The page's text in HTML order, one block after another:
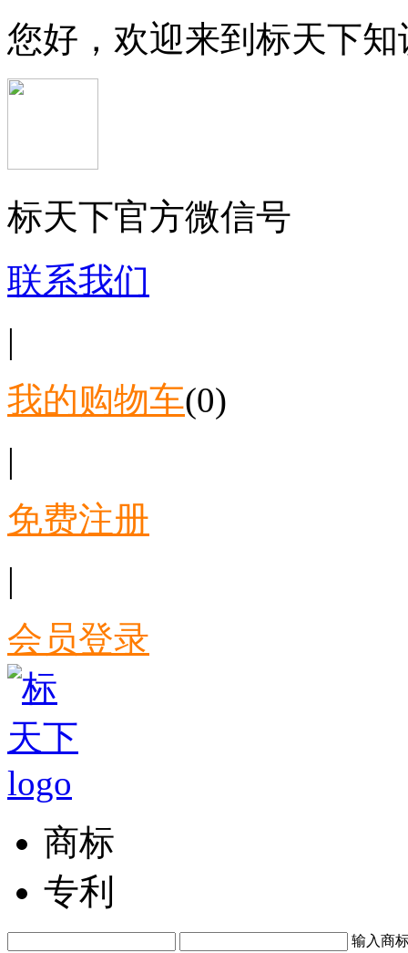
您好，欢迎来到标天下
标天下官方微信号
联系我们
|
我的购物车(0)
|
免费注册
|
会员登录
商标
专利
输入商